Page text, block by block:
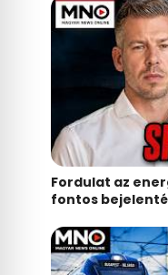
Fordulat az
fontos